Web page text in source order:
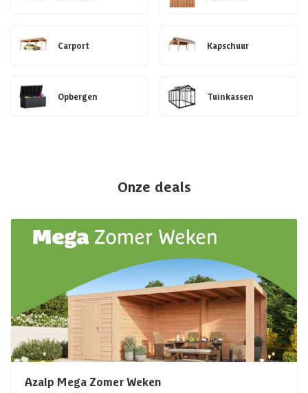
Carport Kapschuur
Opbergen Tuinkassen
Onze deals
Azalp Mega Zomer Weken